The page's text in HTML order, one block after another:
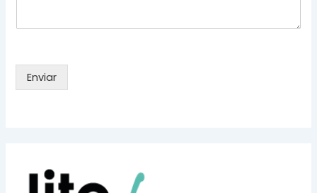
Enviar